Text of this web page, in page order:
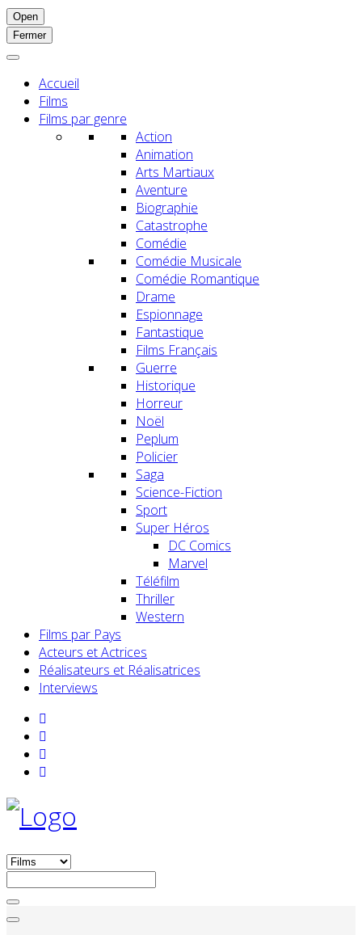
Open
Fermer
Accueil
Films
Films par genre
Action
Animation
Arts Martiaux
Aventure
Biographie
Catastrophe
Comédie
Comédie Musicale
Comédie Romantique
Drame
Espionnage
Fantastique
Films Français
Guerre
Historique
Horreur
Noël
Peplum
Policier
Saga
Science-Fiction
Sport
Super Héros
DC Comics
Marvel
Téléfilm
Thriller
Western
Films par Pays
Acteurs et Actrices
Réalisateurs et Réalisatrices
Interviews